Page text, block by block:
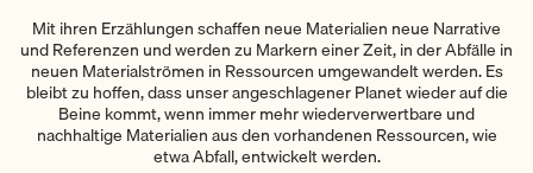
Mit ihren Erzählungen schaffen neue Materialien neue Narrative
und Referenzen und werden zu Markern einer Zeit, in der Abfälle in
neuen Materialströmen in Ressourcen umgewandelt werden. Es
bleibt zu hoffen, dass unser angeschlagener Planet wieder auf die
Beine kommt, wenn immer mehr wiederverwertbare und
nachhaltige Materialien aus den vorhandenen Ressourcen, wie
etwa Abfall, entwickelt werden.